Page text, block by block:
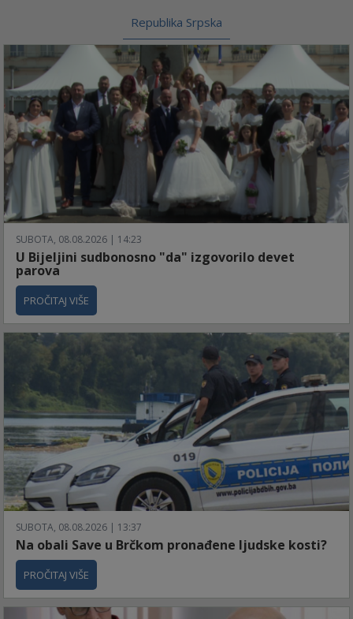
Republika Srpska
SUBOTA, 08.08.2026 | 14:23
U Bijeljini sudbonosno "da" izgovorilo devet
parova
PROČITAJ VIŠE
SUBOTA, 08.08.2026 | 13:37
Na obali Save u Brčkom pronađene ljudske kosti?
PROČITAJ VIŠE